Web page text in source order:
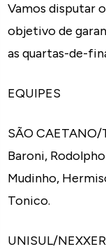
Vamos disputar
objetivo de
as quartas-de-
EQUIPES
SÃO CAETANO/
Baroni,
Mudinho,
Tonico.
UNISUL/